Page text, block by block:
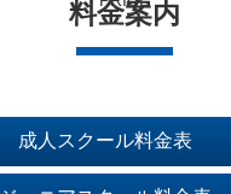
料金案内
成人スクール料金表